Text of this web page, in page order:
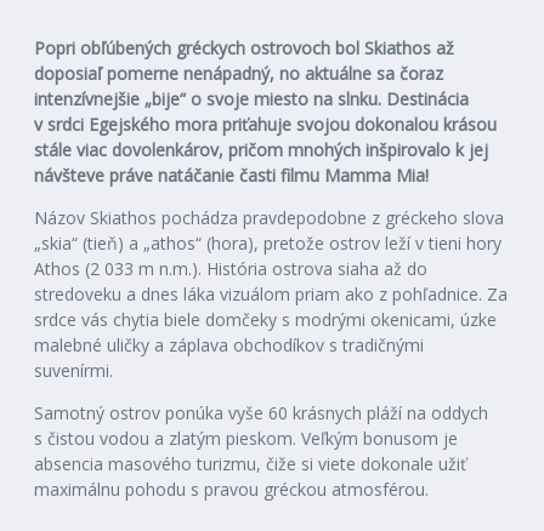
Popri obľúbených gréckych ostrovoch bol Skiathos až
doposiaľ pomerne nenápadný, no aktuálne sa čoraz
intenzívnejšie „bije“ o svoje miesto na slnku. Destinácia
v srdci Egejského mora priťahuje svojou dokonalou krásou
stále viac dovolenkárov, pričom mnohých inšpirovalo k jej
návšteve práve natáčanie časti filmu Mamma Mia!
Názov Skiathos pochádza pravdepodobne z gréckeho slova
„skia“ (tieň) a „athos“ (hora), pretože ostrov leží v tieni hory
Athos (2 033 m n.m.). História ostrova siaha až do
stredoveku a dnes láka vizuálom priam ako z pohľadnice. Za
srdce vás chytia biele domčeky s modrými okenicami, úzke
malebné uličky a záplava obchodíkov s tradičnými
suvenírmi.
Samotný ostrov ponúka vyše 60 krásnych pláží na oddych
s čistou vodou a zlatým pieskom. Veľkým bonusom je
absencia masového turizmu, čiže si viete dokonale užiť
maximálnu pohodu s pravou gréckou atmosférou.